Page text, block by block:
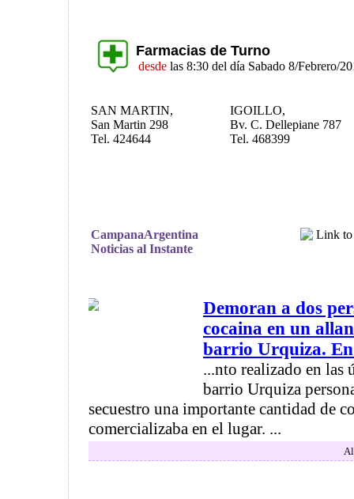
Farmacias de Turno
desde las 8:30 del día Sabado 8/Febrero/
SAN MARTIN,
San Martin 298
Tel. 424644
IGOILLO,
Bv. C. Dellepiane 787
Tel. 468399
CampanaArgentina
Noticias al Instante
Demoran a dos
cocaina en un
barrio Urquiza.
...nto realizado en las
barrio Urquiza
secuestro una importante cantidad de
comercializaba en el lugar. ...